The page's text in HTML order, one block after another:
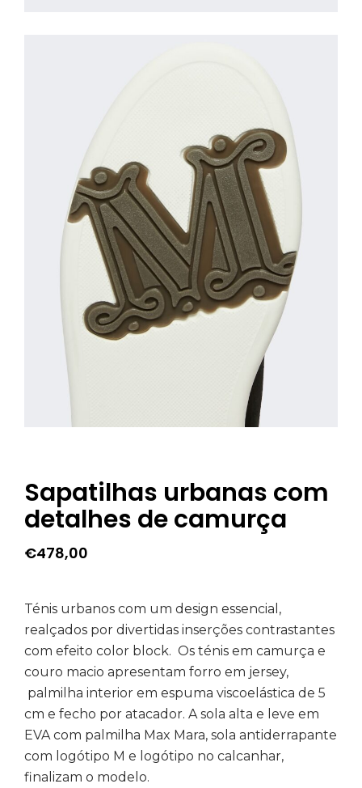
Sapatilhas urbanas com
detalhes de camurça
€478,00
Ténis urbanos com um design essencial,
realçados por divertidas inserções contrastantes
com efeito color block. Os ténis em camurça e
couro macio apresentam forro em jersey,
palmilha interior em espuma viscoelástica de 5
cm e fecho por atacador. A sola alta e leve em
EVA com palmilha Max Mara, sola antiderrapante
com logótipo M e logótipo no calcanhar,
finalizam o modelo.